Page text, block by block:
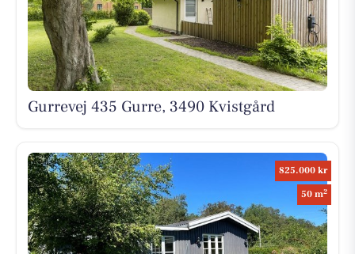
Gurrevej 435 Gurre, 3490 Kvistgård
825.000 kr
50 m2